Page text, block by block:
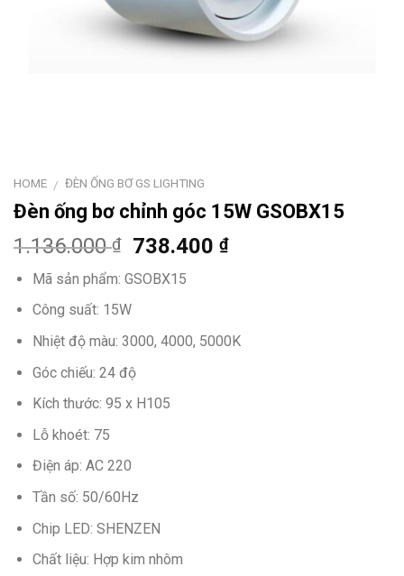
HOME / ĐÈN ỐNG BƠ GS LIGHTING
Đèn ống bơ chỉnh góc 15W GSOBX15
1.136.000₫ 738.400₫
Mã sản phẩm: GSOBX15
Công suất: 15W
Nhiệt độ màu: 3000, 4000, 5000K
Góc chiếu: 24 độ
Kích thước: 95 x H105
Lỗ khoét: 75
Điện áp: AC 220
Tần số: 50/60Hz
Chip LED: SHENZEN
Chất liệu: Hợp kim nhôm